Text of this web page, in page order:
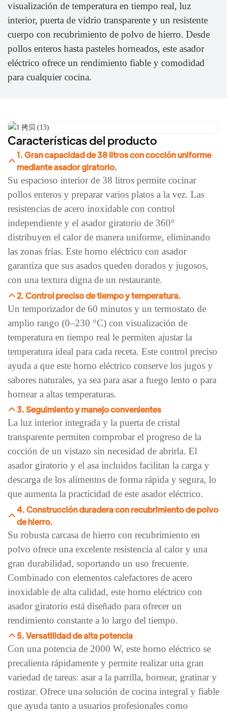
visualización de temperatura en tiempo real, luz
interior, puerta de vidrio transparente y un resistente
cuerpo con recubrimiento de polvo de hierro. Desde
pollos enteros hasta pasteles horneados, este asador
eléctrico ofrece un rendimiento fiable y comodidad
para cualquier cocina.
Características del producto
1. Gran capacidad de 38 litros con cocción uniforme
mediante asador giratorio.
Su espacioso interior de 38 litros permite cocinar
pollos enteros y preparar varios platos a la vez. Las
resistencias de acero inoxidable con control
independiente y el asador giratorio de 360°
distribuyen el calor de manera uniforme, eliminando
las zonas frías. Este horno eléctrico con asador
garantiza que sus asados ​​queden dorados y jugosos,
con una textura digna de un restaurante.
2. Control preciso de tiempo y temperatura.
Un temporizador de 60 minutos y un termostato de
amplio rango (0–230 °C) con visualización de
temperatura en tiempo real le permiten ajustar la
temperatura ideal para cada receta. Este control preciso
ayuda a que este horno eléctrico conserve los jugos y
sabores naturales, ya sea para asar a fuego lento o para
hornear a altas temperaturas.
3. Seguimiento y manejo convenientes
La luz interior integrada y la puerta de cristal
transparente permiten comprobar el progreso de la
cocción de un vistazo sin necesidad de abrirla. El
asador giratorio y el asa incluidos facilitan la carga y
descarga de los alimentos de forma rápida y segura, lo
que aumenta la practicidad de este asador eléctrico.
4. Construcción duradera con recubrimiento de polvo
de hierro.
Su robusta carcasa de hierro con recubrimiento en
polvo ofrece una excelente resistencia al calor y una
gran durabilidad, soportando un uso frecuente.
Combinado con elementos calefactores de acero
inoxidable de alta calidad, este horno eléctrico con
asador giratorio está diseñado para ofrecer un
rendimiento constante a lo largo del tiempo.
5. Versatilidad de alta potencia
Con una potencia de 2000 W, este horno eléctrico se
precalienta rápidamente y permite realizar una gran
variedad de tareas: asar a la parrilla, hornear, gratinar y
rostizar. Ofrece una solución de cocina integral y fiable
que ayuda tanto a usuarios profesionales como